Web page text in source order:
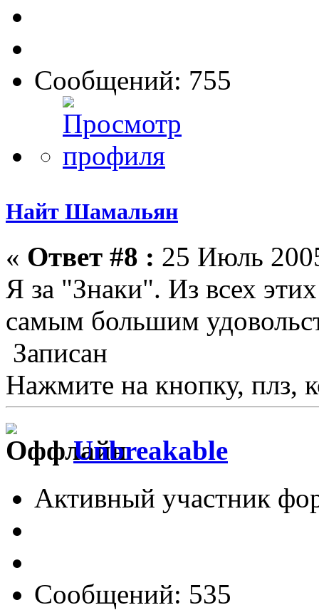
Сообщений: 755
Найт Шамальян
« Ответ #8 : 25 Июль
Я за "Знаки". Из всех
самым большим
Записан
Нажмите на кнопку, плз,
Unbreakable
Активный участник
Сообщений: 535